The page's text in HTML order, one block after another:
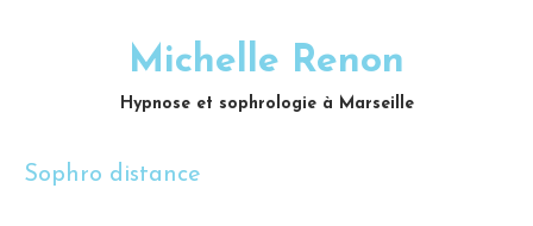
Michelle Renon
Hypnose et sophrologie à Marseille
Sophro distance